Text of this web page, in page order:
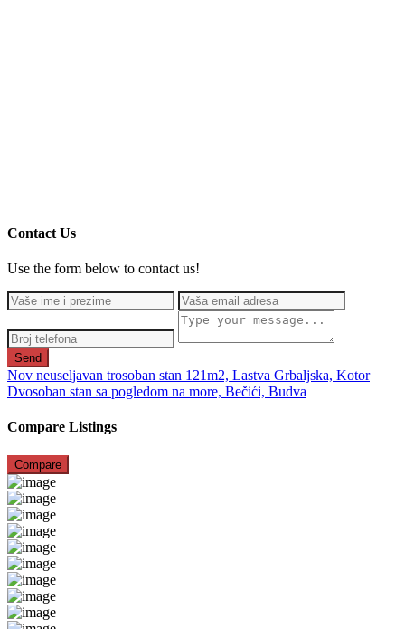
Contact Us
Use the form below to contact us!
Send
Nov neuseljavan trosoban stan 121m2, Lastva Grbaljska, Kotor
Dvosoban stan sa pogledom na more, Bečići, Budva
Compare Listings
Compare